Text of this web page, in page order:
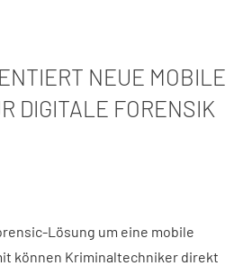
NEUE MOBILE
DIGITALE FORENSIK
Lösung um eine mobile
können Kriminaltechniker direkt